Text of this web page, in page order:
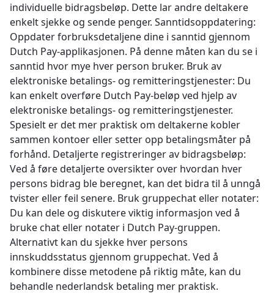
individuelle bidragsbeløp. Dette lar andre deltakere
enkelt sjekke og sende penger. Sanntidsoppdatering:
Oppdater forbruksdetaljene dine i sanntid gjennom
Dutch Pay-applikasjonen. På denne måten kan du se i
sanntid hvor mye hver person bruker. Bruk av
elektroniske betalings- og remitteringstjenester: Du
kan enkelt overføre Dutch Pay-beløp ved hjelp av
elektroniske betalings- og remitteringstjenester.
Spesielt er det mer praktisk om deltakerne kobler
sammen kontoer eller setter opp betalingsmåter på
forhånd. Detaljerte registreringer av bidragsbeløp:
Ved å føre detaljerte oversikter over hvordan hver
persons bidrag ble beregnet, kan det bidra til å unngå
tvister eller feil senere. Bruk gruppechat eller notater:
Du kan dele og diskutere viktig informasjon ved å
bruke chat eller notater i Dutch Pay-gruppen.
Alternativt kan du sjekke hver persons
innskuddsstatus gjennom gruppechat. Ved å
kombinere disse metodene på riktig måte, kan du
behandle nederlandsk betaling mer praktisk.